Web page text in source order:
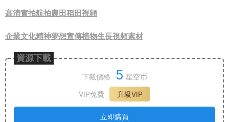
高清實拍航拍農田稻田視頻
企業文化精神夢想宣傳植物生長視頻素材
資源下載
下載價格 5 星空币
VIP免費
升級VIP
立即購買